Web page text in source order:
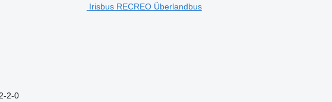
Irisbus RECREO Überlandbus
2-2-0